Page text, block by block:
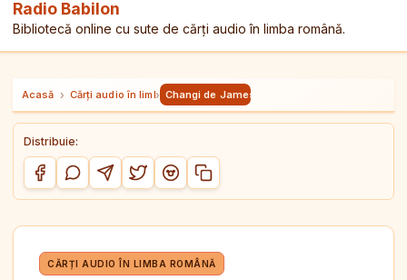
Radio Babilon
Bibliotecă online cu sute de cărți audio în limba română.
Acasă › Cărți audio în limba română
› Changi de James Clavell
Distribuie:
Distribuie pe Facebook
Distribuie pe WhatsApp
Distribuie pe Telegram
Distribuie pe Twitter/X
Distribuie pe Reddit
Copiază link-ul
CĂRȚI AUDIO ÎN LIMBA ROMÂNĂ